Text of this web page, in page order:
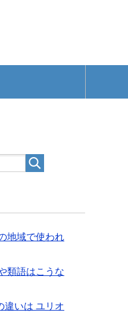
地域で使われ
類語はこうな
違いは ユリオ